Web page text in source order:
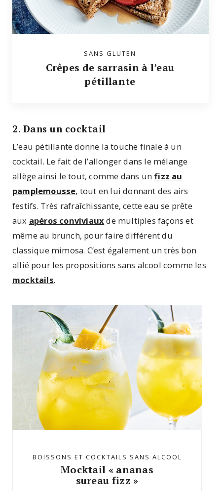
SANS GLUTEN
Crêpes de sarrasin à l’eau
pétillante
2. Dans un cocktail
L’eau pétillante donne la touche finale à un
cocktail. Le fait de l’allonger dans le mélange
allège ainsi le tout, comme dans un fizz au
pamplemousse, tout en lui donnant des airs
festifs. Très rafraîchissante, cette eau se prête
aux apéros conviviauxde multiples façons et
même au brunch, pour faire différent du
classique mimosa. C’est également un très bon
allié pour les propositions sans alcool comme les
mocktails.
BOISSONS ET COCKTAILS SANS ALCOOL
Mocktail « ananas
sureau fizz »